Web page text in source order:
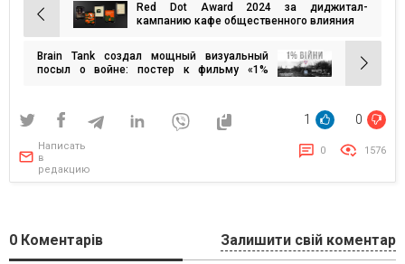
Навигация
по
записям
Red Dot Award 2024 за диджитал-
кампанию кафе общественного влияния
Brain Tank создал мощный визуальный
посыл о войне: постер к фильму «1%
1 0
Написать
в
редакцию
0 1576
0 Коментарів Залишити свій коментар